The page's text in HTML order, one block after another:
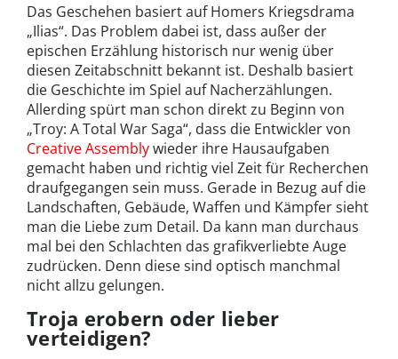
Das Geschehen basiert auf Homers Kriegsdrama
„Ilias“. Das Problem dabei ist, dass außer der
epischen Erzählung historisch nur wenig über
diesen Zeitabschnitt bekannt ist. Deshalb basiert
die Geschichte im Spiel auf Nacherzählungen.
Allerding spürt man schon direkt zu Beginn von
„Troy: A Total War Saga“, dass die Entwickler von
Creative Assemblywieder ihre Hausaufgaben
gemacht haben und richtig viel Zeit für Recherchen
draufgegangen sein muss. Gerade in Bezug auf die
Landschaften, Gebäude, Waffen und Kämpfer sieht
man die Liebe zum Detail. Da kann man durchaus
mal bei den Schlachten das grafikverliebte Auge
zudrücken. Denn diese sind optisch manchmal
nicht allzu gelungen.
Troja erobern oder lieber
verteidigen?